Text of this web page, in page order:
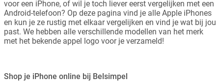
voor een iPhone, of wil je toch liever eerst vergelijken met een
Android-telefoon? Op deze pagina vind je alle Apple iPhones
en kun je ze rustig met elkaar vergelijken en vind je wat bij jou
past. We hebben alle verschillende modellen van het merk
met het bekende appel logo voor je verzameld!
Shop je iPhone online bij Belsimpel